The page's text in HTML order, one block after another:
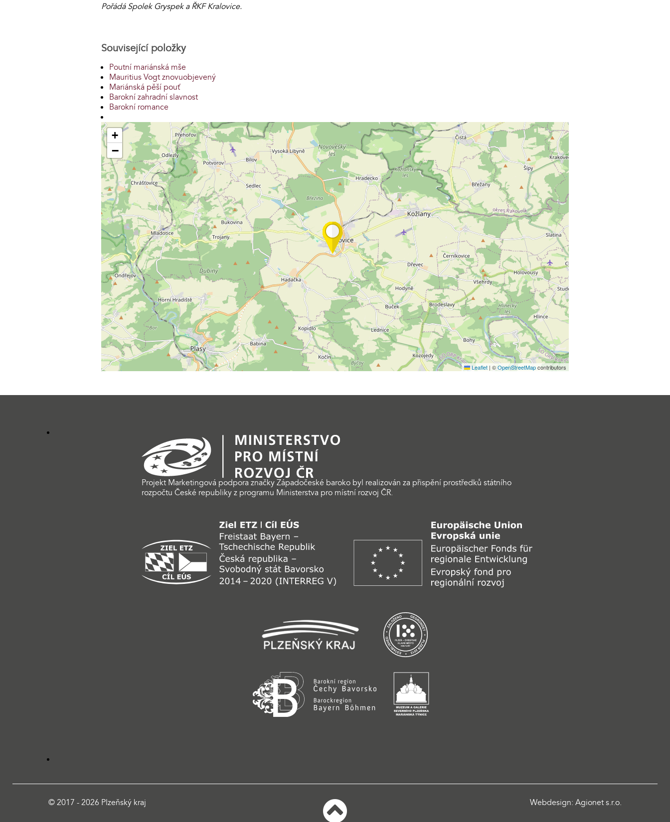
Pořádá Spolek Gryspek a ŘKF Kralovice.
Související položky
Poutní mariánská mše
Mauritius Vogt znovuobjevený
Mariánská pěší pouť
Barokní zahradní slavnost
Barokní romance
+
−
Leaflet | ©OpenStreetMapcontributors
Projekt Marketingová podpora značky Západočeské baroko byl realizován za přispění prostředků státního
rozpočtu České republiky z programu Ministerstva pro místní rozvoj ČR.
© 2017 - 2026 Plzeňský kraj Webdesign: Agionet s.r.o.